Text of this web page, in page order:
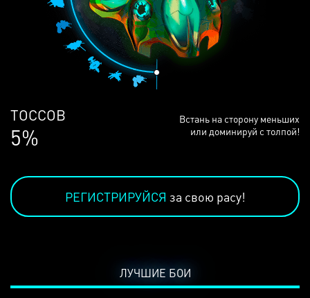
ЛЮДЕЙ
68%
Встань на сторону меньших
или доминируй с толпой!
РЕГИСТРИРУЙСЯ за свою расу!
ЛУЧШИЕ БОИ